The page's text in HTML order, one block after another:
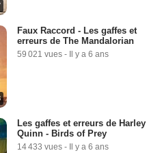
Faux Raccord - Les gaffes et
erreurs de The Mandalorian
59 021 vues - Il y a 6 ans
Les gaffes et erreurs de Harley
Quinn - Birds of Prey
14 433 vues - Il y a 6 ans